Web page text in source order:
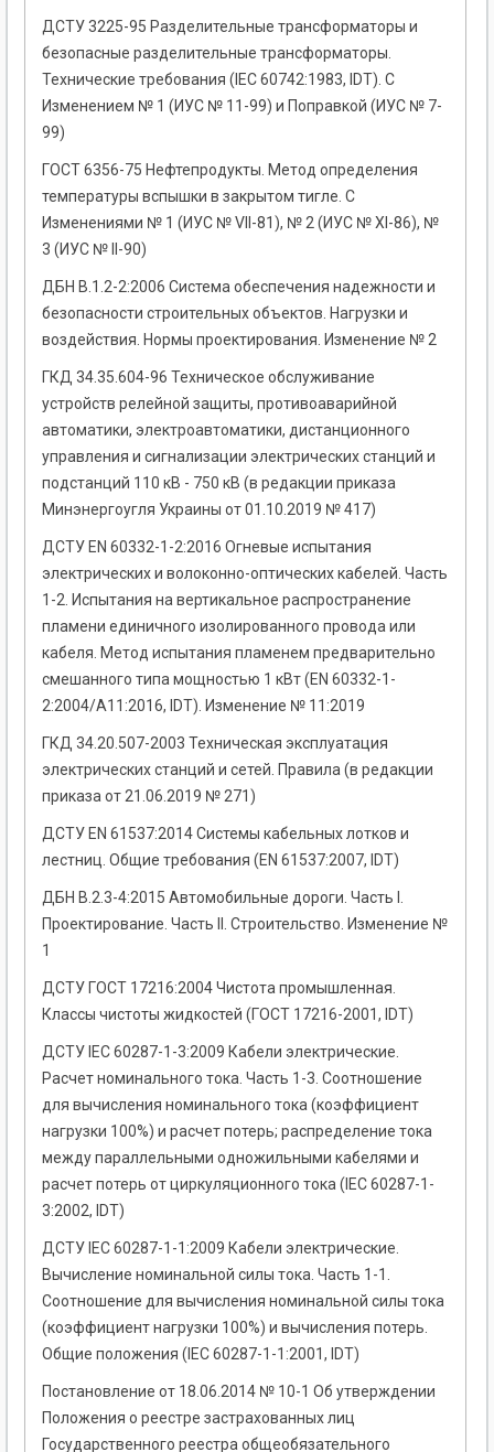
ДСТУ 3225-95 Разделительные трансформаторы и
безопасные разделительные трансформаторы.
Технические требования (IEC 60742:1983, IDT). С
Изменением № 1 (ИУС № 11-99) и Поправкой (ИУС № 7-
99)
ГОСТ 6356-75 Нефтепродукты. Метод определения
температуры вспышки в закрытом тигле. С
Изменениями № 1 (ИУС № VII-81), № 2 (ИУС № ХI-86), №
3 (ИУС № II-90)
ДБН В.1.2-2:2006 Система обеспечения надежности и
безопасности строительных объектов. Нагрузки и
воздействия. Нормы проектирования. Изменение № 2
ГКД 34.35.604-96 Техническое обслуживание
устройств релейной защиты, противоаварийной
автоматики, электроавтоматики, дистанционного
управления и сигнализации электрических станций и
подстанций 110 кВ - 750 кВ (в редакции приказа
Минэнергоугля Украины от 01.10.2019 № 417)
ДСТУ EN 60332-1-2:2016 Огневые испытания
электрических и волоконно-оптических кабелей. Часть
1-2. Испытания на вертикальное распространение
пламени единичного изолированного провода или
кабеля. Метод испытания пламенем предварительно
смешанного типа мощностью 1 кВт (EN 60332-1-
2:2004/A11:2016, IDT). Изменение № 11:2019
ГКД 34.20.507-2003 Техническая эксплуатация
электрических станций и сетей. Правила (в редакции
приказа от 21.06.2019 № 271)
ДСТУ EN 61537:2014 Системы кабельных лотков и
лестниц. Общие требования (EN 61537:2007, IDT)
ДБН В.2.3-4:2015 Автомобильные дороги. Часть I.
Проектирование. Часть II. Строительство. Изменение №
1
ДСТУ ГОСТ 17216:2004 Чистота промышленная.
Классы чистоты жидкостей (ГОСТ 17216-2001, IDТ)
ДСТУ IEC 60287-1-3:2009 Кабели электрические.
Расчет номинального тока. Часть 1-3. Соотношение
для вычисления номинального тока (коэффициент
нагрузки 100%) и расчет потерь; распределение тока
между параллельными одножильными кабелями и
расчет потерь от циркуляционного тока (IEC 60287-1-
3:2002, IDT)
ДСТУ IEC 60287-1-1:2009 Кабели электрические.
Вычисление номинальной силы тока. Часть 1-1.
Соотношение для вычисления номинальной силы тока
(коэффициент нагрузки 100%) и вычисления потерь.
Общие положения (IEC 60287-1-1:2001, IDT)
Постановление от 18.06.2014 № 10-1 Об утверждении
Положения о реестре застрахованных лиц
Государственного реестра общеобязательного